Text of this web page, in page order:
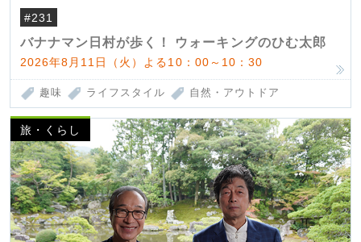
#231
バナナマン日村が歩く！ ウォーキングのひむ太郎
2026年8月11日（火）よる10：00～10：30
趣味 ライフスタイル 自然・アウトドア
旅・くらし